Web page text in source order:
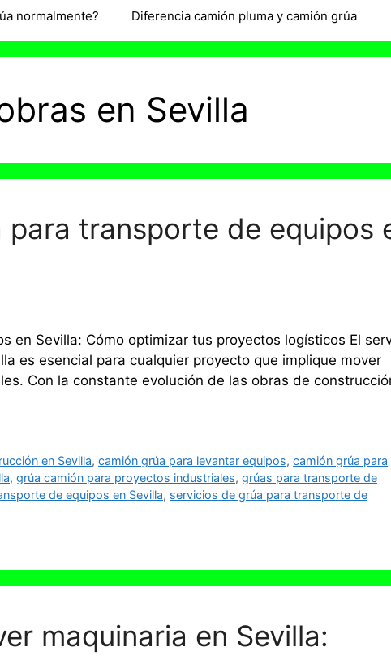
normalmente? Diferencia camión pluma y camión grúa
en Sevilla
transporte de equipos
en Sevilla: Cómo optimizar tus proyectos logísticos El
es esencial para cualquier proyecto que implique mover
Con la constante evolución de las obras de
en Sevilla,camión grúa para levantar equipos,camión grúa para
, grúa camión para proyectos industriales, grúas para transporte de
de equipos en Sevilla, servicios de grúa para transporte de
maquinaria en Sevilla: